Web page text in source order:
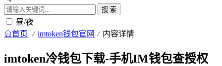
搜 索
昼/夜
首页 imtoken钱包官网 内容详情
imtoken冷钱包下载-手机IM钱包查授权